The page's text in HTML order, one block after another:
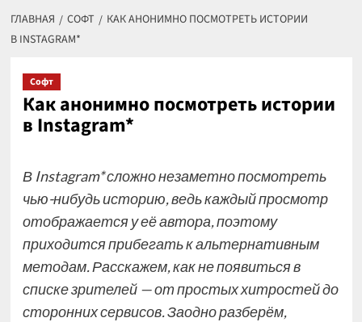
ГЛАВНАЯ СОФТ
КАК АНОНИМНО ПОСМОТРЕТЬ ИСТОРИИ
В INSTAGRAM*
Софт
Как анонимно посмотреть истории
в Instagram*
В Instagram* сложно незаметно посмотреть
чью-нибудь историю, ведь каждый просмотр
отображается у её автора, поэтому
приходится прибегать к альтернативным
методам. Расскажем, как не появиться в
списке зрителей — от простых хитростей до
сторонних сервисов. Заодно разберём,